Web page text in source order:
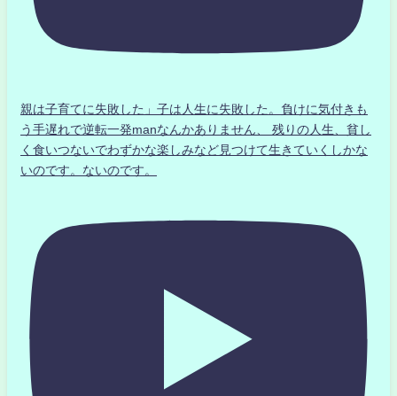
親は子育てに失敗した」子は人生に失敗した。負けに気付きも
う手遅れで逆転一発manなんかありません、 残りの人生、貧し
く食いつないでわずかな楽しみなど見つけて生きていくしかな
いのです。ないのです。